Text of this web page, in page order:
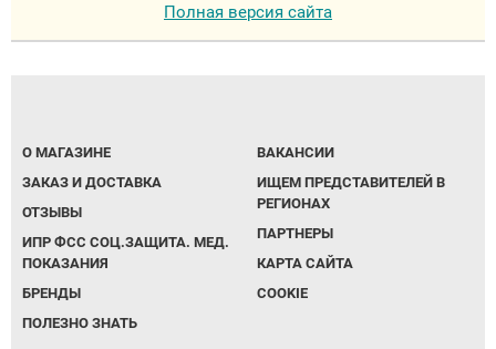
Полная версия сайта
О МАГАЗИНЕ
ЗАКАЗ И ДОСТАВКА
ОТЗЫВЫ
ИПР ФСС СОЦ.ЗАЩИТА. МЕД.
ПОКАЗАНИЯ
БРЕНДЫ
ПОЛЕЗНО ЗНАТЬ
ВАКАНСИИ
ИЩЕМ ПРЕДСТАВИТЕЛЕЙ В
РЕГИОНАХ
ПАРТНЕРЫ
КАРТА САЙТА
COOKIE